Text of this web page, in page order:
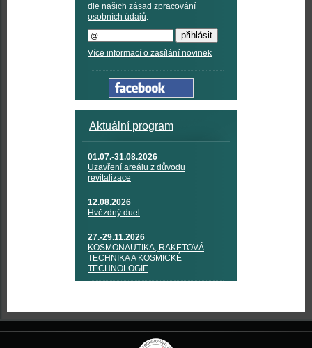
dle našich zásad zpracování
osobních údajů.
Více informací o zasílání novinek
Aktuální program
01.07.-31.08.2026
Uzavření areálu z důvodu
revitalizace
12.08.2026
Hvězdný duel
27.-29.11.2026
KOSMONAUTIKA, RAKETOVÁ
TECHNIKA A KOSMICKÉ
TECHNOLOGIE